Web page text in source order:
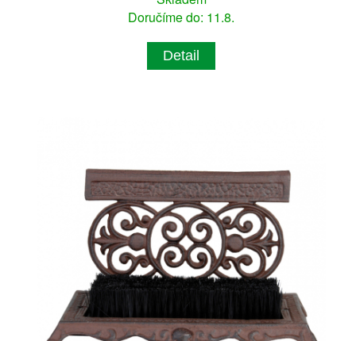
Doručíme do: 11.8.
Detail